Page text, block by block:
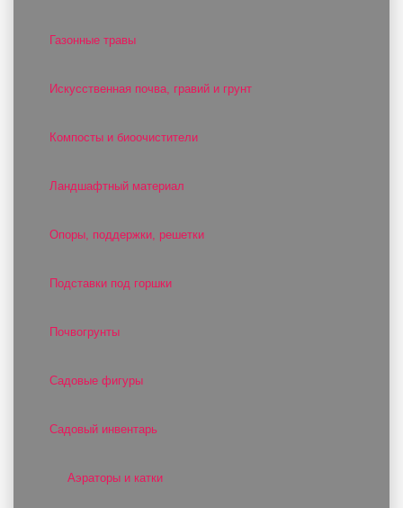
Газонные травы
Искусственная почва, гравий и грунт
Компосты и биоочистители
Ландшафтный материал
Опоры, поддержки, решетки
Подставки под горшки
Почвогрунты
Садовые фигуры
Садовый инвентарь
Аэраторы и катки